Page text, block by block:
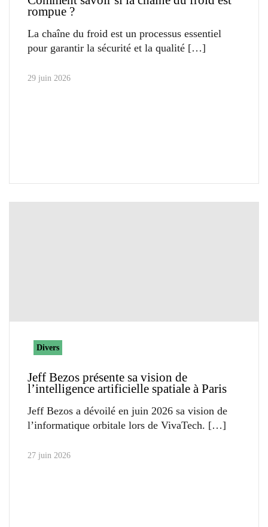
rompue ?
La chaîne du froid est un processus essentiel
pour garantir la sécurité et la qualité
29 juin 2026
Divers
Jeff Bezos présente sa vision de
l’intelligence artificielle spatiale à Paris
Jeff Bezos a dévoilé en juin 2026 sa vision de
l’informatique orbitale lors de VivaTech.
27 juin 2026